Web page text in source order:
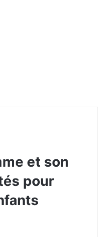
et son
pour